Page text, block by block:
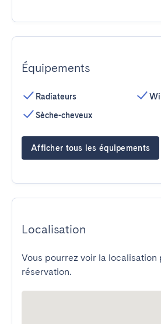
Équipements
Radiateurs
Sèche-cheveux
Afficher tous les équipements
Localisation
Vous pourrez voir la localisation
réservation.